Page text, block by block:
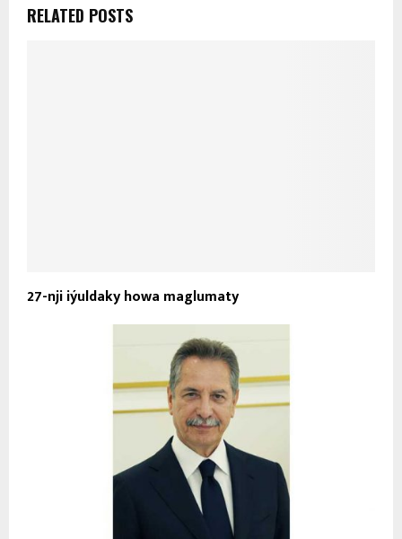
RELATED POSTS
27-nji iýuldaky howa maglumaty